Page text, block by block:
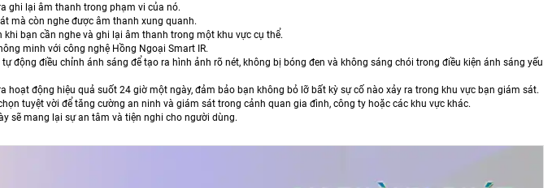
ghi lại âm thanh trong phạm vi của nó.
mà còn nghe được âm thanh xung quanh.
bạn cần nghe và ghi lại âm thanh trong một khu vực cụ thể.
minh với công nghệ Hồng Ngoại Smart IR.
động điều chỉnh ánh sáng để tạo ra hình ảnh rõ nét, không bị bóng đen và không sáng chói trong điều kiện ánh sáng yếu
hoạt động hiệu quả suốt 24 giờ một ngày, đảm bảo bạn không bỏ lỡ bất kỳ sự cố nào xảy ra trong khu vực bạn giám sát.
tuyệt vời để tăng cường an ninh và giám sát trong cảnh quan gia đình, công ty hoặc các khu vực khác.
sẽ mang lại sự an tâm và tiện nghi cho người dùng.